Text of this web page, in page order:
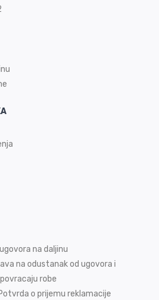
na daljinu
na odustanak od ugovora i
robe
o prijemu reklamacije